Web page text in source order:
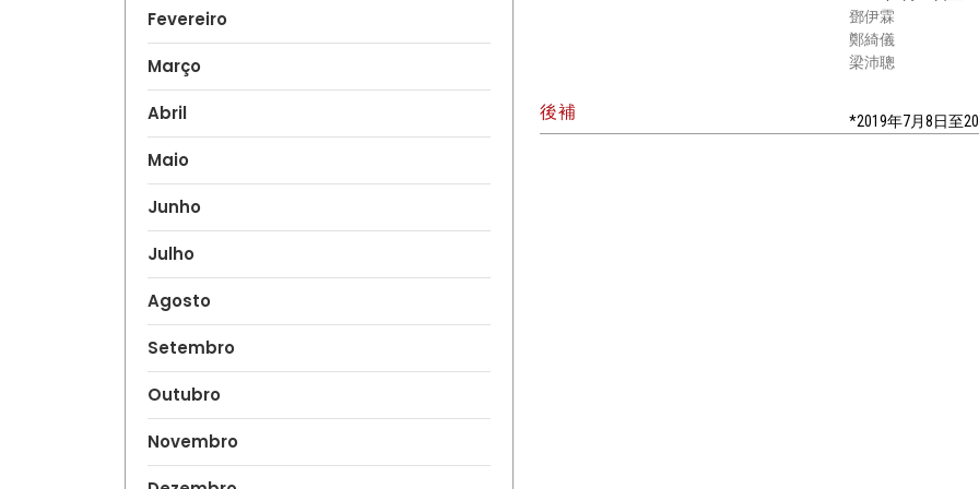
Fevereiro
Março
Abril
Maio
Junho
Julho
Agosto
Setembro
Outubro
Novembro
鄧伊霖
鄭綺儀
梁沛聰
後補 *2019年7月8日至